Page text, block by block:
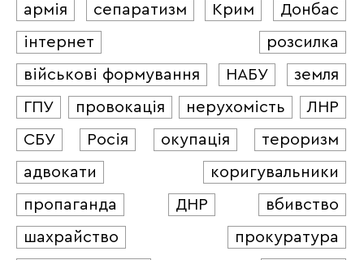
армія
сепаратизм Крим
Донбас
інтернет
розсилка
військові формування
НАБУ
земля
ГПУ
провокація нерухомість
ЛНР
СБУ
Росія окупація
тероризм
адвокати
коригувальники
пропаганда
ДНР
вбивство
шахрайство
прокуратура